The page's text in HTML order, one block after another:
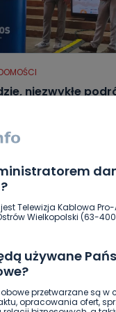
Telewizja Kablowa
Wielkopolski (63-
używane
przetwarzane są w
opracowania ofert,
niezwykłe
dzień pierwszy
Barczak